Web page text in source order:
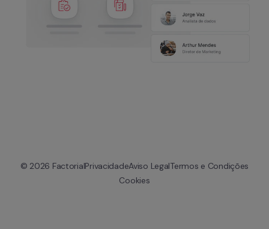
© 2026 FactorialPrivacidadeAviso LegalTermos e Condições
Cookies